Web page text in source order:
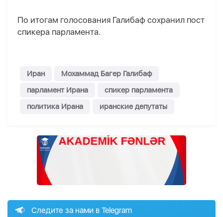
По итогам голосования Галибаф сохранил пост
спикера парламента.
Иран
Мохаммад Багер Галибаф
парламент Ирана
спикер парламента
политика Ирана
иранские депутаты
Следите за нами в Telegram